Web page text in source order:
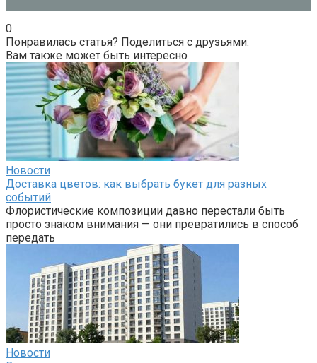
0
Понравилась статья? Поделиться с друзьями:
Вам также может быть интересно
Новости
Доставка цветов: как выбрать букет для разных
событий
Флористические композиции давно перестали быть
просто знаком внимания — они превратились в способ
передать
Новости